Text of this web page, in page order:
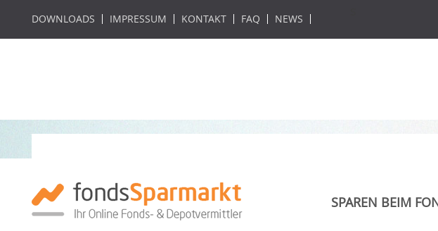
DOWNLOADS IMPRESSUM KONTAKT FAQ NEWS
SPAREN BEIM
Investec GSF - Global
Fund A Acc gross EUR